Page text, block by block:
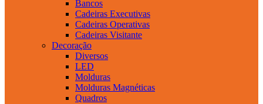
Bancos
Cadeiras Executivas
Cadeiras Operativas
Cadeiras Visitante
Decoração
Diversos
LED
Molduras
Molduras Magnéticas
Quadros